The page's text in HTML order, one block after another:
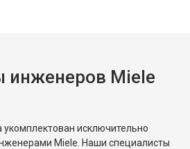
инженеров Miele
укомплектован исключительно
Miele. Наши специалисты